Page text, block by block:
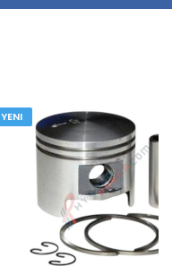
YENI